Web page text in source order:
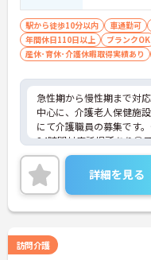
駅から徒歩10分以内 車通勤可
年間休日110日以上
ブランクOK
産休･育休･介護休暇取得実績あり
急性期から慢性期まで対
中心に、介護老人保健施
にて介護職員の募集です。
24時間対応託児所あり◎
勤務できる環境が整って
ご興味ある方には、面接
詳細をお話しいたします
い。
詳細を見る
訪問介護